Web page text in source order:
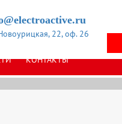
22, оф. 26
КОНТАКТЫ
по всей РФ